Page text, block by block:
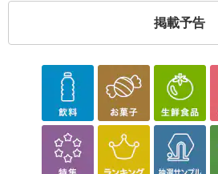
掲載予告